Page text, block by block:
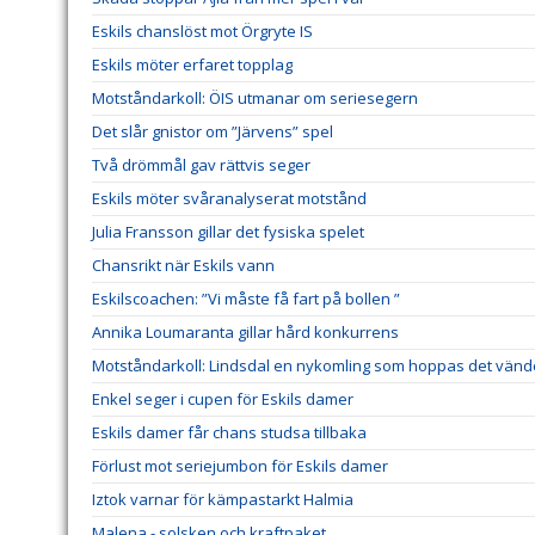
Eskils chanslöst mot Örgryte IS
Eskils möter erfaret topplag
Motståndarkoll: ÖIS utmanar om seriesegern
Det slår gnistor om ”Järvens” spel
Två drömmål gav rättvis seger
Eskils möter svåranalyserat motstånd
Julia Fransson gillar det fysiska spelet
Chansrikt när Eskils vann
Eskilscoachen: ”Vi måste få fart på bollen ”
Annika Loumaranta gillar hård konkurrens
Motståndarkoll: Lindsdal en nykomling som hoppas det
Enkel seger i cupen för Eskils damer
Eskils damer får chans studsa tillbaka
Förlust mot seriejumbon för Eskils damer
Iztok varnar för kämpastarkt Halmia